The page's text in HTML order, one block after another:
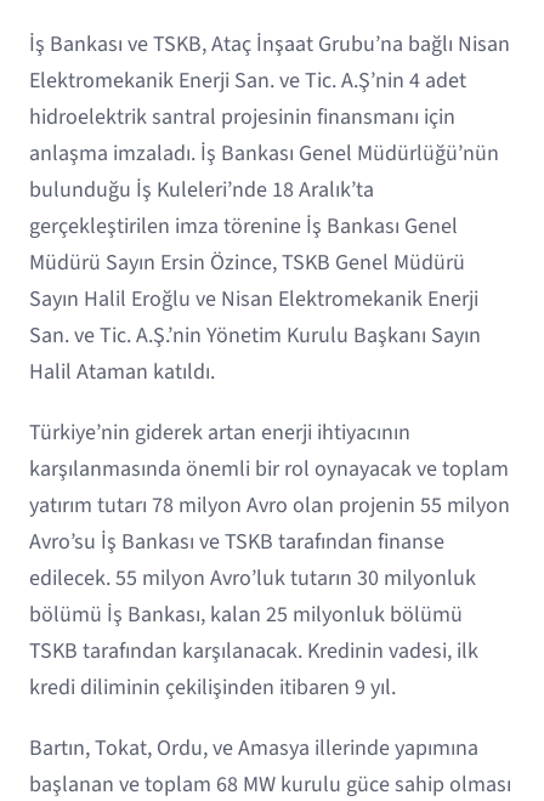
İş Bankası ve TSKB, Ataç İnşaat Grubu’na bağlı Nisan
Elektromekanik Enerji San. ve Tic. A.Ş’nin 4 adet
hidroelektrik santral projesinin finansmanı için
anlaşma imzaladı. İş Bankası Genel Müdürlüğü’nün
bulunduğu İş Kuleleri’nde 18 Aralık’ta
gerçekleştirilen imza törenine İş Bankası Genel
Müdürü Sayın Ersin Özince, TSKB Genel Müdürü
Sayın Halil Eroğlu ve Nisan Elektromekanik Enerji
San. ve Tic. A.Ş.’nin Yönetim Kurulu Başkanı Sayın
Halil Ataman katıldı.
Türkiye’nin giderek artan enerji ihtiyacının
karşılanmasında önemli bir rol oynayacak ve toplam
yatırım tutarı 78 milyon Avro olan projenin 55 milyon
Avro’su İş Bankası ve TSKB tarafından finanse
edilecek. 55 milyon Avro’luk tutarın 30 milyonluk
bölümü İş Bankası, kalan 25 milyonluk bölümü
TSKB tarafından karşılanacak. Kredinin vadesi, ilk
kredi diliminin çekilişinden itibaren 9 yıl.
Bartın, Tokat, Ordu, ve Amasya illerinde yapımına
başlanan ve toplam 68 MW kurulu güce sahip olması